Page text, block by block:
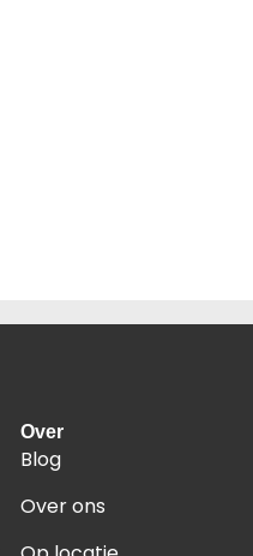
Over
Blog
Over ons